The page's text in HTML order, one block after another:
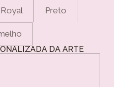
Preto
DA ARTE